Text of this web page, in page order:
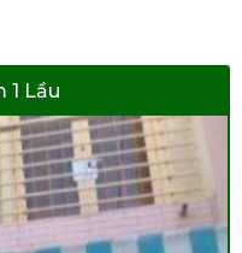
1 Lầu